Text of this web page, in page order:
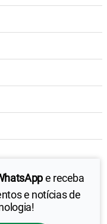
e receba
e notícias de